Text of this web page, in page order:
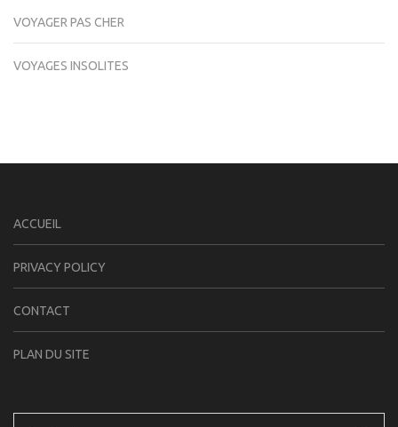
VOYAGER PAS CHER
VOYAGES INSOLITES
ACCUEIL
PRIVACY POLICY
CONTACT
PLAN DU SITE